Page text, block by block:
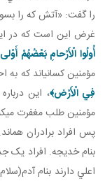
را گفت: «آتش که را
غرض اين است که در
أُولُوا الْأَرْحامِ بَعْضُهُمْ
مؤمنين کساني اند که
فِي الْأَرْض‏﴾، اين
مؤمنين طلب مغفرت مي
پس افراد برادران هم
بنام خديجه. افراد يک
اعلي دارند بنام